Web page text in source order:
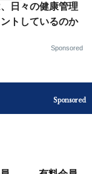
日々の健康管理
トしているのか
Sponsored
Sponsored